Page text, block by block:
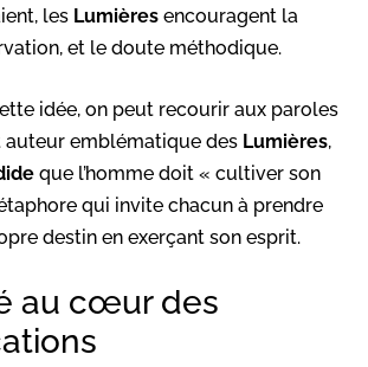
les Lumières encouragent la
et le doute méthodique.
idée, on peut recourir aux paroles
auteur emblématique des Lumières,
que l’homme doit « cultiver son
qui invite chacun à prendre
destin en exerçant son esprit.
au cœur des